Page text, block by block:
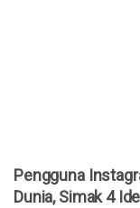
Pengguna
Dunia, Simak 4